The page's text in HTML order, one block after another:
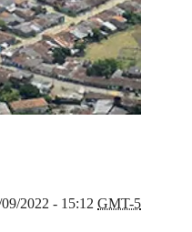
2022 - 15:12 GMT-5